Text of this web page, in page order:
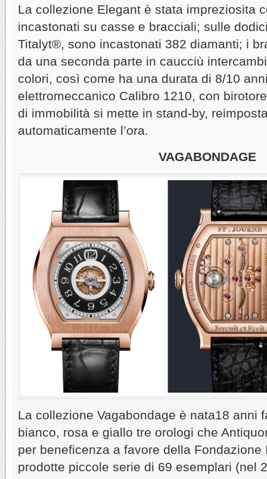
La collezione Elegant è stata impreziosita
incastonati su casse e bracciali; sulle
Titalyt®, sono incastonati 382 diamanti; i
da una seconda parte in caucciù
colori, così come ha una durata di 8/10
elettromeccanico Calibro 1210, con
di immobilità si mette in stand-by,
automaticamente l’ora.
VAGABONDAGE
La collezione Vagabondage è nata18 anni
bianco, rosa e giallo tre orologi che
per beneficenza a favore della Fondazione
prodotte piccole serie di 69 esemplari (nel